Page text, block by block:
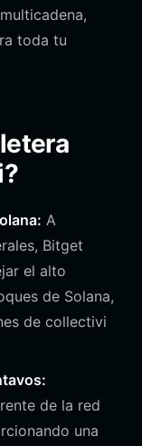
toda tu
A
Bitget
el alto
de Solana,
de collectivi
de la red
una